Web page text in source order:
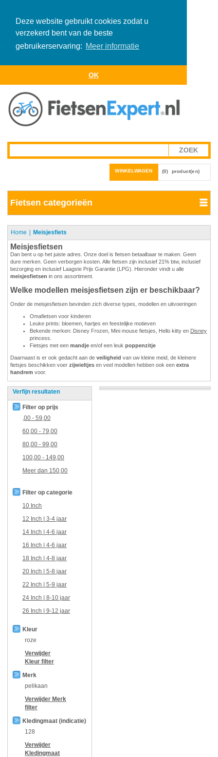
Deze website gebruikt cookies zodat u
verzekerd bent van de beste
gebruikerservaring: Meer informatie
OK
WINKELWAGEN (0) product(en)
Fietsen categorieën
Home Meisjesfiets
Meisjesfietsen
Dan bent u op het juiste adres. Onze doel is fietsen betaalbaar te maken. Geen
dure merken. Geen verborgen kosten. Alle fietsen zijn inclusief 21% btw, inclusief
bezorging en inclusief Laagste Prijs Garantie (LPG). Hieronder vindt u alle
meisjesfietsen in ons assortiment.
Welke modellen meisjesfietsen zijn er beschikbaar?
Onder de meisjesfietsen bevinden zich diverse types, modellen en uitvoeringen
Omafietsen voor kinderen
Leuke prints: bloemen, hartjes en feestelijke motieven
Bekende merken: Disney Frozen, Mini mouse fietsjes, Hello kitty en Disney
princess.
Fietsjes met een mandje en/of een leuk poppenzitje
Daarnaast is er ook gedacht aan de veiligheid van uw kleine meid, de kleinere
fietsjes beschikken voer zijwieltjes en veel modellen hebben ook een extra
handrem voor.
Verfijn resultaten
Filter op prijs
,00 - 59,00
60,00 - 79,00
80,00 - 99,00
100,00 - 149,00
Meer dan 150,00
Filter op categorie
10 Inch
12 Inch | 3-4 jaar
14 Inch | 4-6 jaar
16 Inch | 4-6 jaar
18 Inch | 4-8 jaar
20 Inch | 5-8 jaar
22 Inch | 5-9 jaar
24 Inch | 8-10 jaar
26 Inch | 9-12 jaar
Kleur
roze
Verwijder
Kleur filter
Merk
pelikaan
Verwijder Merk
filter
Kledingmaat (indicatie)
128
Verwijder
Kledingmaat